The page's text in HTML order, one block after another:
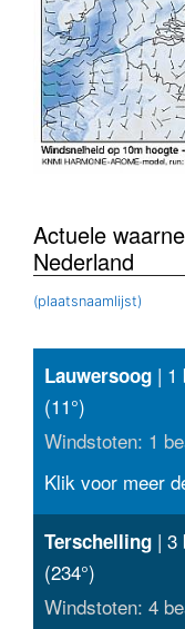
Actuele
Nederland
(plaatsnaamlijst)
Lauwersoog | 1
(11°)
Windstoten: 1
Klik voor meer
Terschelling | 3
(234°)
Windstoten: 4